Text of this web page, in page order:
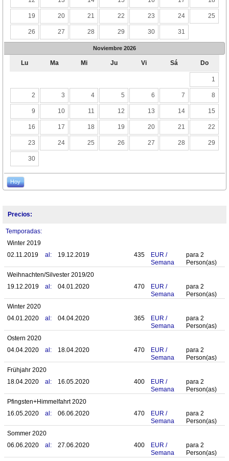
19 20 21 22 23 24 25
26 27 28 29 30 31
Noviembre 2026
Lu Ma Mi Ju Vi Sá Do
1
2 3 4 5 6 7 8
9 10 11 12 13 14 15
16 17 18 19 20 21 22
23 24 25 26 27 28 29
30
Hoy
Precios:
Temporadas:
Winter 2019
02.11.2019
al: 19.12.2019 435 EUR /
Semana
para 2
Person(as)
Weihnachten/Silvester 2019/20
19.12.2019
al: 04.01.2020 470 EUR /
Semana
para 2
Person(as)
Winter 2020
04.01.2020
al: 04.04.2020 365 EUR /
Semana
para 2
Person(as)
Ostern 2020
04.04.2020
al: 18.04.2020 470 EUR /
Semana
para 2
Person(as)
Frühjahr 2020
18.04.2020
al: 16.05.2020 400 EUR /
Semana
para 2
Person(as)
Pfingsten+Himmelfahrt 2020
16.05.2020
al: 06.06.2020 470 EUR /
Semana
para 2
Person(as)
Sommer 2020
06.06.2020
al: 27.06.2020 400 EUR /
Semana
para 2
Person(as)